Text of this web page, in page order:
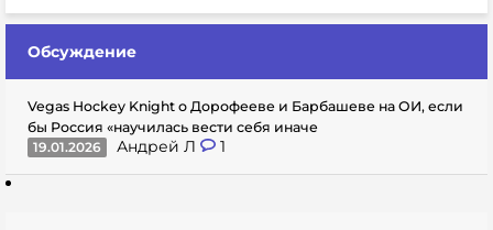
Обсуждение
Vegas Hockey Knight о Дорофееве и Барбашеве на ОИ, если
бы Россия «научилась вести себя иначе
19.01.2026
Андрей Л 1